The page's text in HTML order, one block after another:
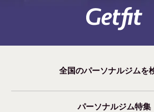
全国のパーソナルジムを
パーソナルジム特集